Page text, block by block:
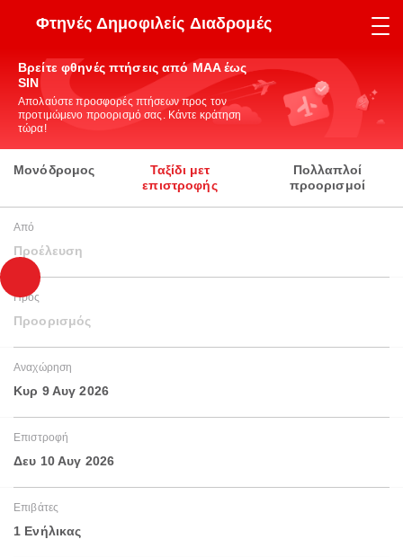
Φτηνές Δημοφιλείς Διαδρομές
Βρείτε φθηνές πτήσεις από MAA έως
SIN
Απολαύστε προσφορές πτήσεων προς τον
προτιμώμενο προορισμό σας. Κάντε κράτηση
τώρα!
Μονόδρομος
Ταξίδι μετ
επιστροφής
Πολλαπλοί
προορισμοί
Από
Προέλευση
Προς
Προορισμός
Αναχώρηση
Κυρ 9 Αυγ 2026
Επιστροφή
Δευ 10 Αυγ 2026
Επιβάτες
1 Ενήλικας